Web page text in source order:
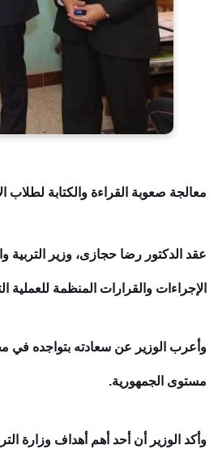
معالجة صعوبة القراءة والكتابة لطلاب
عقد الدكتور رضا حجازى، وزير التربية
الإجراءات والقرارات المنظمة للعملية
وأعرب الوزير عن سعادته بتواجده في
مستوى الجمهورية.
وأكد الوزير أن أحد أهم أهداف وزارة